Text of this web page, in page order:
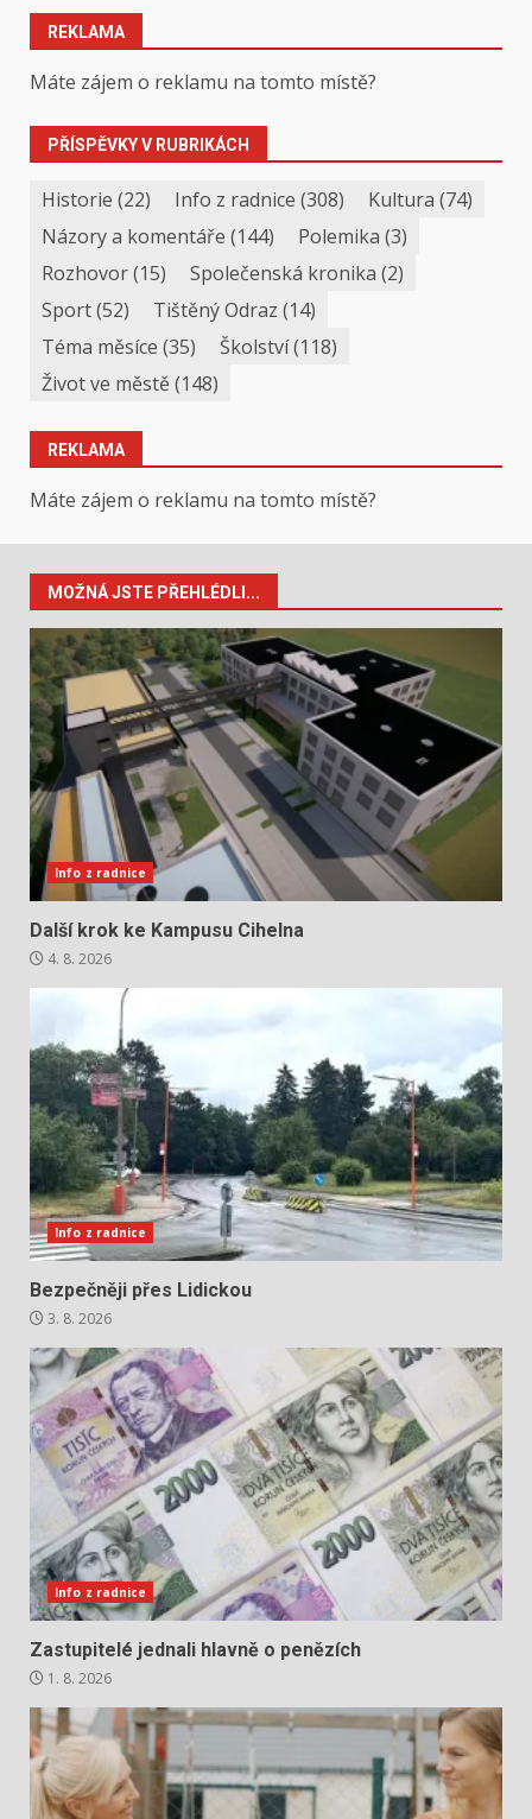
příspěvků
REKLAMA
Máte zájem o reklamu na tomto místě?
PŘÍSPĚVKY V RUBRIKÁCH
Historie (22) Info z radnice (308) Kultura (74)
Názory a komentáře (144) Polemika (3)
Rozhovor(15) Společenská kronika (2)
Sport(52) Tištěný Odraz (14)
Téma měsíce (35) Školství(118)
Život ve městě(148)
REKLAMA
Máte zájem o reklamu na tomto místě?
MOŽNÁ JSTE PŘEHLÉDLI...
Info z radnice
Další krok ke Kampusu Cihelna
4. 8. 2026
Info z radnice
Bezpečněji přes Lidickou
3. 8. 2026
Info z radnice
Zastupitelé jednali hlavně o penězích
1. 8. 2026